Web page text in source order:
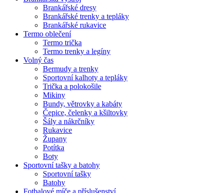
Brankářské dresy
Brankářské trenky a tepláky
Brankářské rukavice
Termo oblečení
Termo trička
Termo trenky a legíny
Volný čas
Bermudy a trenky
Sportovní kalhoty a tepláky
Trička a polokošile
Mikiny
Bundy, větrovky a kabáty
Čepice, čelenky a kšiltovky
Šály a nákrčníky
Rukavice
Župany
Potítka
Boty
Sportovní tašky a batohy
Sportovní tašky
Batohy
Fotbalové míče a příslušenství